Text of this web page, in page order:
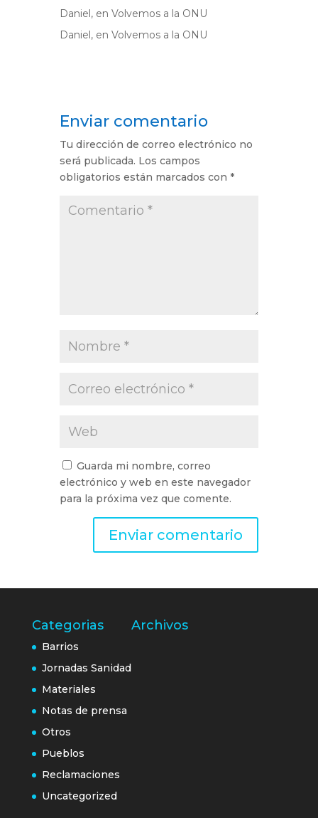
Daniel, en Volvemos a la ONU
Daniel, en Volvemos a la ONU
Enviar comentario
Tu dirección de correo electrónico no
será publicada. Los campos
obligatorios están marcados con *
Guarda mi nombre, correo
electrónico y web en este navegador
para la próxima vez que comente.
Categorias
Barrios
Jornadas Sanidad
Materiales
Notas de prensa
Otros
Pueblos
Reclamaciones
Uncategorized
Archivos